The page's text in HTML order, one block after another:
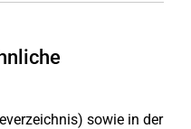
sowie in der